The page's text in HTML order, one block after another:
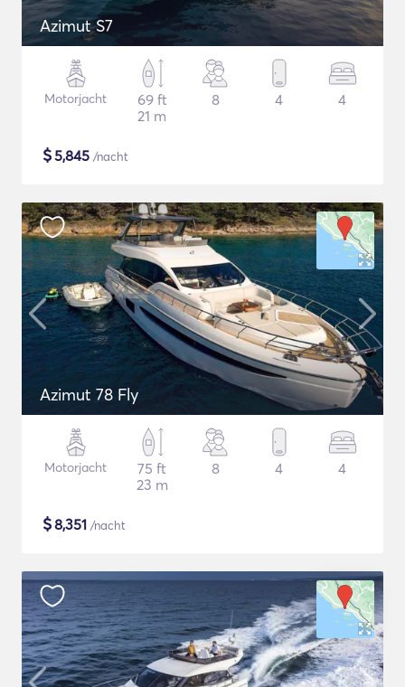
Azimut S7
Motorjacht
69 ft
21 m
8 4 4
$5,845 /nacht
Azimut 78 Fly
Motorjacht
75 ft
23 m
8 4 4
$8,351 /nacht